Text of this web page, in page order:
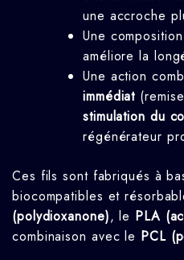
une accroche
Une
améliore la
Une action
immédiat
stimulation du
régénérateur
Ces fils sont fabriqués à
biocompatibles et
(polydioxanone), le PLA
combinaison avec le PCL